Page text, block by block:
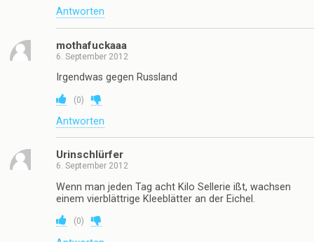
Antworten
mothafuckaaa
6. September 2012
Irgendwas gegen Russland
(0)
Antworten
Urinschlürfer
6. September 2012
Wenn man jeden Tag acht Kilo Sellerie ißt, wachsen
einem vierblättrige Kleeblätter an der Eichel.
(0)